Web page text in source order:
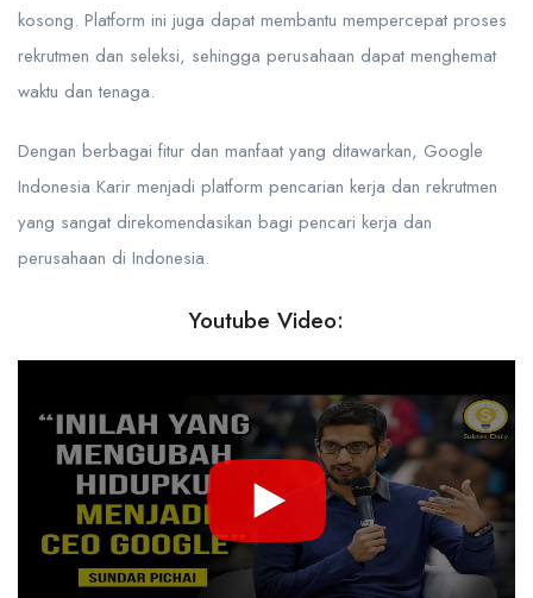
kosong. Platform ini juga dapat membantu mempercepat proses
rekrutmen dan seleksi, sehingga perusahaan dapat menghemat
waktu dan tenaga.
Dengan berbagai fitur dan manfaat yang ditawarkan, Google
Indonesia Karir menjadi platform pencarian kerja dan rekrutmen
yang sangat direkomendasikan bagi pencari kerja dan
perusahaan di Indonesia.
Youtube Video: